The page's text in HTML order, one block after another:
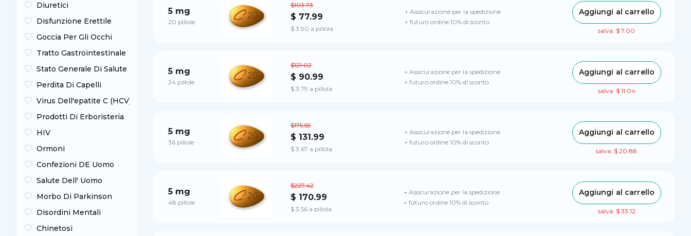
Diuretici
Disfunzione Erettile
Goccia Per Gli Occhi
Tratto Gastrointestinale
Stato Generale Di Salute
Perdita Di Capelli
Virus Dell'epatite C (HCV)
Prodotti Di Erboristeria
HIV
Ormoni
Confezioni DE Uomo
Salute Dell' Uomo
Morbo Di Parkinson
Disordini Mentali
Chinetosi
5 mg
20 pillole
$103.73
$ 77.99
$ 3.90 a pillola
+ Assicurazione per la spedizione
+ futuro ordine 10% di sconto
Aggiungi al carrello
salva: $ 7.00
5 mg
24 pillole
$121.02
$ 90.99
$ 3.79 a pillola
+ Assicurazione per la spedizione
+ futuro ordine 10% di sconto
Aggiungi al carrello
salva: $ 11.04
5 mg
36 pillole
$175.55
$ 131.99
$ 3.67 a pillola
+ Assicurazione per la spedizione
+ futuro ordine 10% di sconto
Aggiungi al carrello
salva: $ 20.88
5 mg
48 pillole
$227.42
$ 170.99
$ 3.56 a pillola
+ Assicurazione per la spedizione
+ futuro ordine 10% di sconto
Aggiungi al carrello
salva: $ 33.12